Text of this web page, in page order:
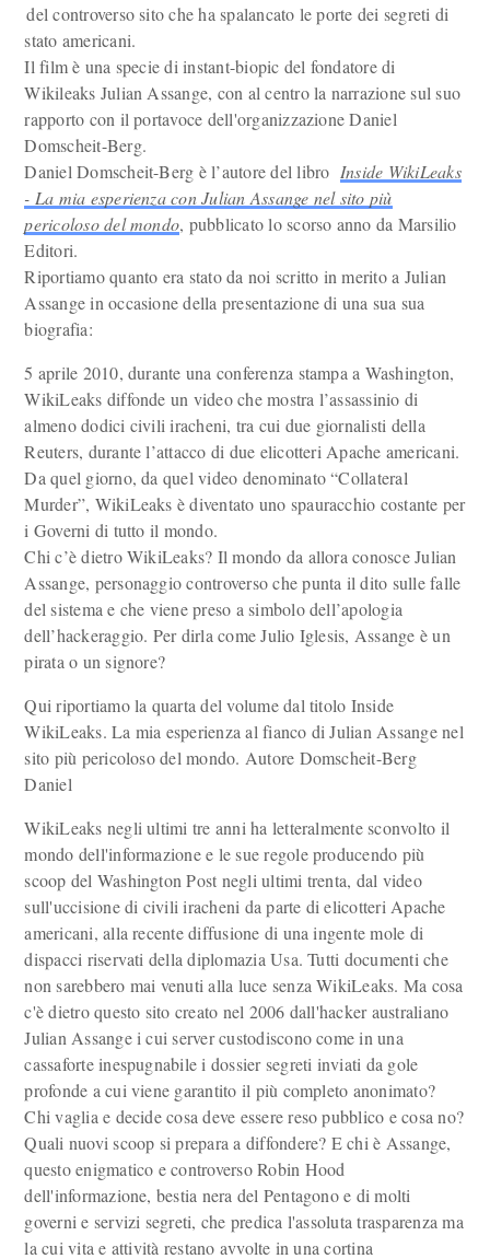
del controverso sito che ha spalancato le porte dei segreti di
stato americani.
Il film è una specie di instant-biopic del fondatore di
Wikileaks Julian Assange, con al centro la narrazione sul suo
rapporto con il portavoce dell'organizzazione Daniel
Domscheit-Berg.
Daniel Domscheit-Berg è l’autore del libro Inside WikiLeaks
- La mia esperienza con Julian Assange nel sito più
pericoloso del mondo, pubblicato lo scorso anno da Marsilio
Editori.
Riportiamo quanto era stato da noi scritto in merito a Julian
Assange in occasione della presentazione di una sua sua
biografia:
5 aprile 2010, durante una conferenza stampa a Washington,
WikiLeaks diffonde un video che mostra l’assassinio di
almeno dodici civili iracheni, tra cui due giornalisti della
Reuters, durante l’attacco di due elicotteri Apache americani.
Da quel giorno, da quel video denominato “Collateral
Murder”, WikiLeaks è diventato uno spauracchio costante per
i Governi di tutto il mondo.
Chi c’è dietro WikiLeaks? Il mondo da allora conosce Julian
Assange, personaggio controverso che punta il dito sulle falle
del sistema e che viene preso a simbolo dell’apologia
dell’hackeraggio. Per dirla come Julio Iglesis, Assange è un
pirata o un signore?
Qui riportiamo la quarta del volume dal titolo Inside
WikiLeaks. La mia esperienza al fianco di Julian Assange nel
sito più pericoloso del mondo. Autore Domscheit-Berg
Daniel
WikiLeaks negli ultimi tre anni ha letteralmente sconvolto il
mondo dell'informazione e le sue regole producendo più
scoop del Washington Post negli ultimi trenta, dal video
sull'uccisione di civili iracheni da parte di elicotteri Apache
americani, alla recente diffusione di una ingente mole di
dispacci riservati della diplomazia Usa. Tutti documenti che
non sarebbero mai venuti alla luce senza WikiLeaks. Ma cosa
c'è dietro questo sito creato nel 2006 dall'hacker australiano
Julian Assange i cui server custodiscono come in una
cassaforte inespugnabile i dossier segreti inviati da gole
profonde a cui viene garantito il più completo anonimato?
Chi vaglia e decide cosa deve essere reso pubblico e cosa no?
Quali nuovi scoop si prepara a diffondere? E chi è Assange,
questo enigmatico e controverso Robin Hood
dell'informazione, bestia nera del Pentagono e di molti
governi e servizi segreti, che predica l'assoluta trasparenza ma
la cui vita e attività restano avvolte in una cortina